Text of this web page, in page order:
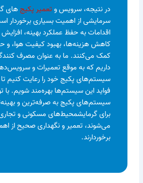
در نتیجه، سرویس وتعمیر پکیج‌های
سرمایشی از اهمیت بسیاری برخوردار
اقدامات به حفظ عملکرد بهینه،
کاهش هزینه‌ها، بهبود کیفیت هوا، و
کمک می‌کنند. ما به عنوان مصرف
داریم که به موقع تعمیرات و
سیستم‌های پکیج خود را رعایت کنیم تا
فواید این سیستم‌ها بهره‌مند شویم. با
سیستم‌های پکیج به صرفه‌ترین و
برای گرمایشمحیط‌های مسکونی و
می‌شوند، تعمیر و نگهداری صحیح از
برخوردارند.